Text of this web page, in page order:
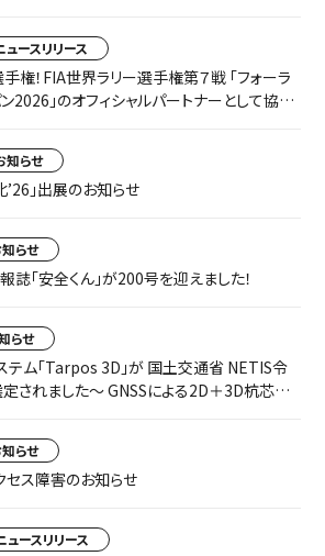
ュースリリース
権！FIA世界ラリー選手権第７戦 「フォーラ
2026」のオフィシャルパートナーとして協賛
知らせ
」出展のお知らせ
らせ
誌「安全くん」が200号を迎えました！
らせ
ム「Tarpos 3D」が 国土交通省 NETIS令
されました～ GNSSによる2D＋3D杭芯誘
らせ
ス障害のお知らせ
ュースリリース